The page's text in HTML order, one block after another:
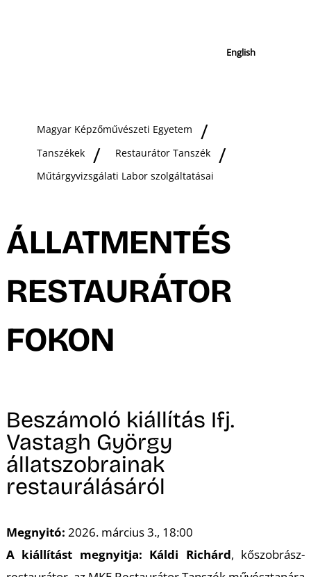
English
Magyar Képzőművészeti Egyetem
Tanszékek
Restaurátor Tanszék
Műtárgyvizsgálati Labor szolgáltatásai
ÁLLATMENTÉS
RESTAURÁTOR
FOKON
Beszámoló kiállítás Ifj.
Vastagh György
állatszobrainak
restaurálásáról
Megnyitó: 2026. március 3., 18:00
A kiállítást megnyitja: Káldi Richárd, kőszobrász-